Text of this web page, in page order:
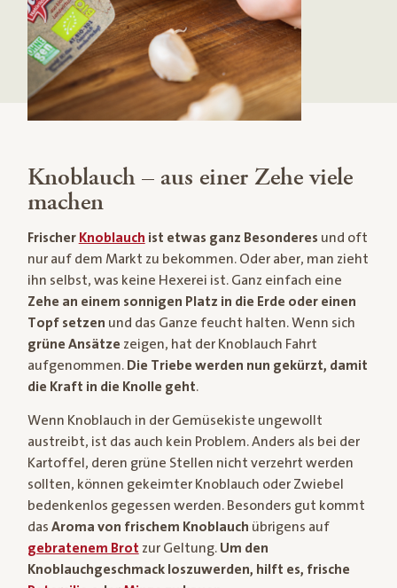
Knoblauch – aus einer Zehe viele
machen
Frischer Knoblauch ist etwas ganz Besonderes und oft
nur auf dem Markt zu bekommen. Oder aber, man zieht
ihn selbst, was keine Hexerei ist. Ganz einfach eine
Zehe an einem sonnigen Platz in die Erde oder einen
Topf setzen und das Ganze feucht halten. Wenn sich
grüne Ansätze zeigen, hat der Knoblauch Fahrt
aufgenommen. Die Triebe werden nun gekürzt, damit
die Kraft in die Knolle geht.
Wenn Knoblauch in der Gemüsekiste ungewollt
austreibt, ist das auch kein Problem. Anders als bei der
Kartoffel, deren grüne Stellen nicht verzehrt werden
sollten, können gekeimter Knoblauch oder Zwiebel
bedenkenlos gegessen werden. Besonders gut kommt
das Aroma von frischem Knoblauch übrigens auf
gebratenem Brot zur Geltung. Um den
Knoblauchgeschmack loszuwerden, hilft es, frische